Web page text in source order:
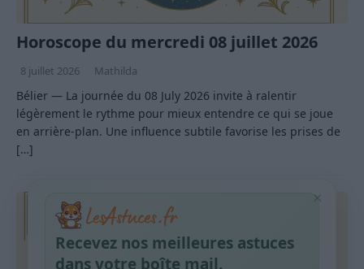
Horoscope du mercredi 08 juillet 2026
8 juillet 2026 Mathilda
Bélier — La journée du 08 July 2026 invite à ralentir
légèrement le rythme pour mieux entendre ce qui se joue
en arrière-plan. Une influence subtile favorise les prises de
[…]
×
Recevez nos meilleures astuces
dans votre boîte mail.